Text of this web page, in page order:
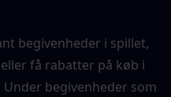
begivenheder i spillet,
få rabatter på køb i
begivenheder som